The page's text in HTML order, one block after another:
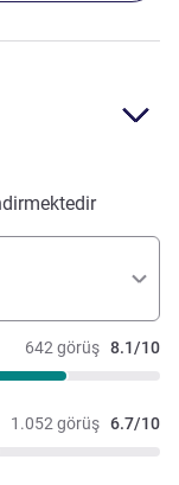
642 görüş 8.1/10
1.052 görüş 6.7/10